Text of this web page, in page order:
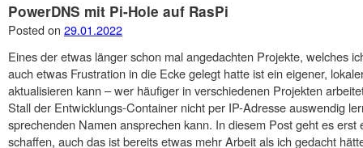
PowerDNS mit Pi-Hole auf RasPi
Posted on 29.01.2022
Eines der etwas länger schon mal angedachten Projekte, welches
auch etwas Frustration in die Ecke gelegt hatte ist ein eigener,
aktualisieren kann – wer häufiger in verschiedenen Projekten
Stall der Entwicklungs-Container nicht per IP-Adresse auswendig
sprechenden Namen ansprechen kann. In diesem Post geht es
schaffen, auch das ist bereits etwas mehr Arbeit als ich gedacht